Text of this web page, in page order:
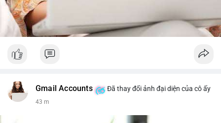
Gmail Accounts Đã thay đổi ảnh đại diện của cô ấy
43 m